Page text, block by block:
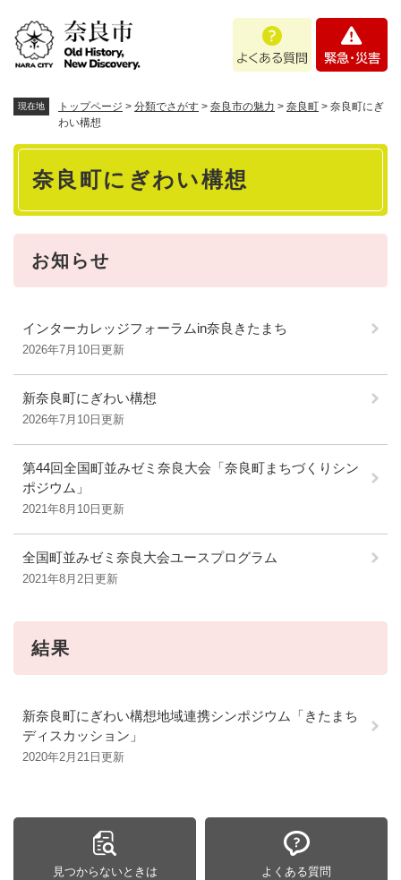
あ
問
・
現在地 トップページ > 分類でさがす > 奈良市の魅力 > 奈良町 > 奈良町にぎ
わい構想
本
奈良町にぎわい構想
お知らせ
インターカレッジフォーラムin奈良きたまち
2026年7月10日更新
新奈良町にぎわい構想
2026年7月10日更新
第44回全国町並みゼミ奈良大会「奈良町まちづくりシン
ポジウム」
2021年8月10日更新
全国町並みゼミ奈良大会ユースプログラム
2021年8月2日更新
結果
新奈良町にぎわい構想地域連携シンポジウム「きたまち
ディスカッション」
2020年2月21日更新
見つからないときは よくある質問